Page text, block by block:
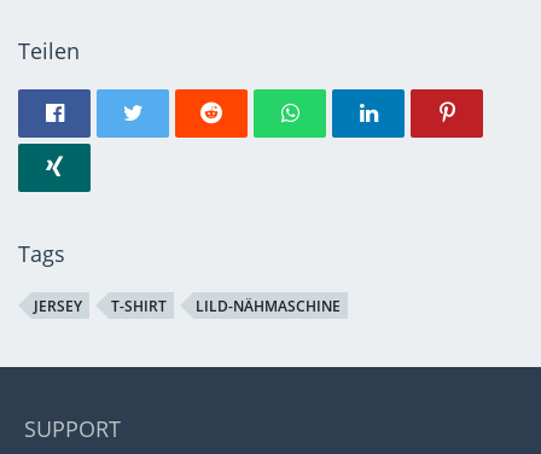
Teilen
Tags
JERSEY T-SHIRT LILD-NÄHMASCHINE
SUPPORT